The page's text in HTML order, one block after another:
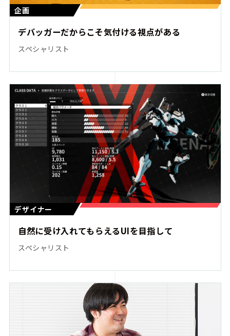
企画
デバッガーだからこそ気付ける視点がある
スペシャリスト
デザイナー
自然に受け入れてもらえるUIを目指して
スペシャリスト